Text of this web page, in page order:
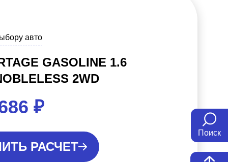
Поиск
авто
GASOLINE 1.6
2WD
₽
РАСЧЕТ